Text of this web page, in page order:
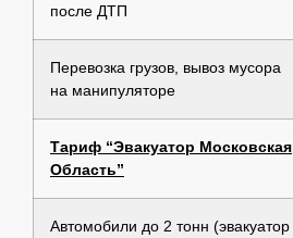
после ДТП
Перевозка грузов, вывоз мусора
на манипуляторе
Тариф “Эвакуатор Московская
Область”
Автомобили до 2 тонн (эвакуатор